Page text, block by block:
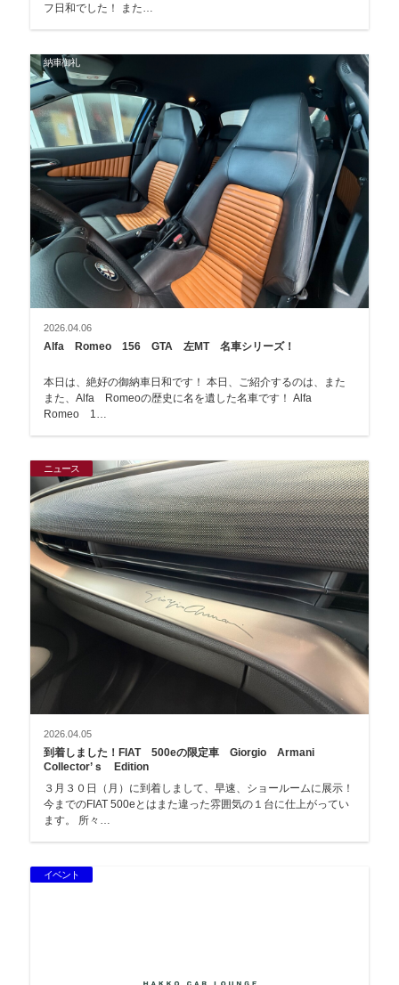
フ日和でした！ また…
納車御礼
2026.04.06
Alfa Romeo 156 GTA 左MT 名車シリーズ！
本日は、絶好の御納車日和です！ 本日、ご紹介するのは、また
また、Alfa Romeoの歴史に名を遺した名車です！ Alfa
Romeo 1…
ニュース
2026.04.05
到着しました！FIAT 500eの限定車 Giorgio Armani
Collector’ｓ Edition
３月３０日（月）に到着しまして、早速、ショールームに展示！
今までのFIAT 500eとはまた違った雰囲気の１台に仕上がってい
ます。 所々…
イベント